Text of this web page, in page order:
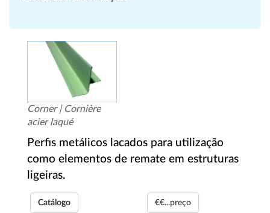
Corner | Cornière
acier laqué
Perfis metálicos lacados para utilização
como elementos de remate em estruturas
ligeiras.
Catálogo €€...preço